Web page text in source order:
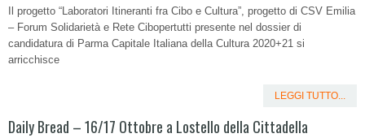
Il progetto “Laboratori Itineranti fra Cibo e Cultura”, progetto di CSV Emilia
– Forum Solidarietà e Rete Cibopertutti presente nel dossier di
candidatura di Parma Capitale Italiana della Cultura 2020+21 si
arricchisce
LEGGI TUTTO...
Daily Bread – 16/17 Ottobre a Lostello della Cittadella